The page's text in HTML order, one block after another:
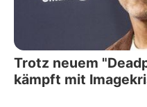
Trotz neuem
kämpft mit